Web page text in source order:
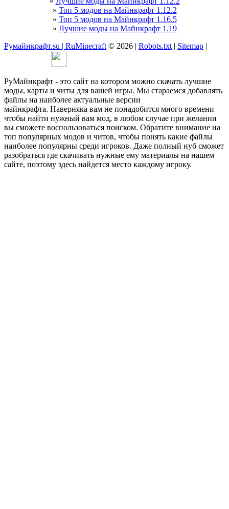
» Топ 5 модов на Майнкрафт 1.12.2
» Топ 5 модов на Майнкрафт 1.16.5
» Лучшие моды на Майнкрафт 1.19
Румайнкрафт.su | RuMinecraft © 2026 | Robots.txt | Sitemap |
РуМайнкрафт - это сайт на котором можно скачать лучшие
моды, карты и читы для вашей игры. Мы стараемся добавлять
файлы на наиболее актуальные версии
майнкрафта. Наверняка вам не понадобится много времени
чтобы найти нужный вам мод, в любом случае при желании
вы сможете воспользоваться поиском. Обратите внимание на
топ популярных модов и читов, чтобы понять какие файлы
наиболее популярны среди игроков. Даже полный нуб сможет
разобраться где скачивать нужные ему материалы на нашем
сайте, поэтому здесь найдется место каждому игроку.